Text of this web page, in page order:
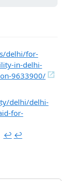
delhi/for-
in-delhi-
9633900/
delhi/delhi-
for-
↩︎ ↩︎